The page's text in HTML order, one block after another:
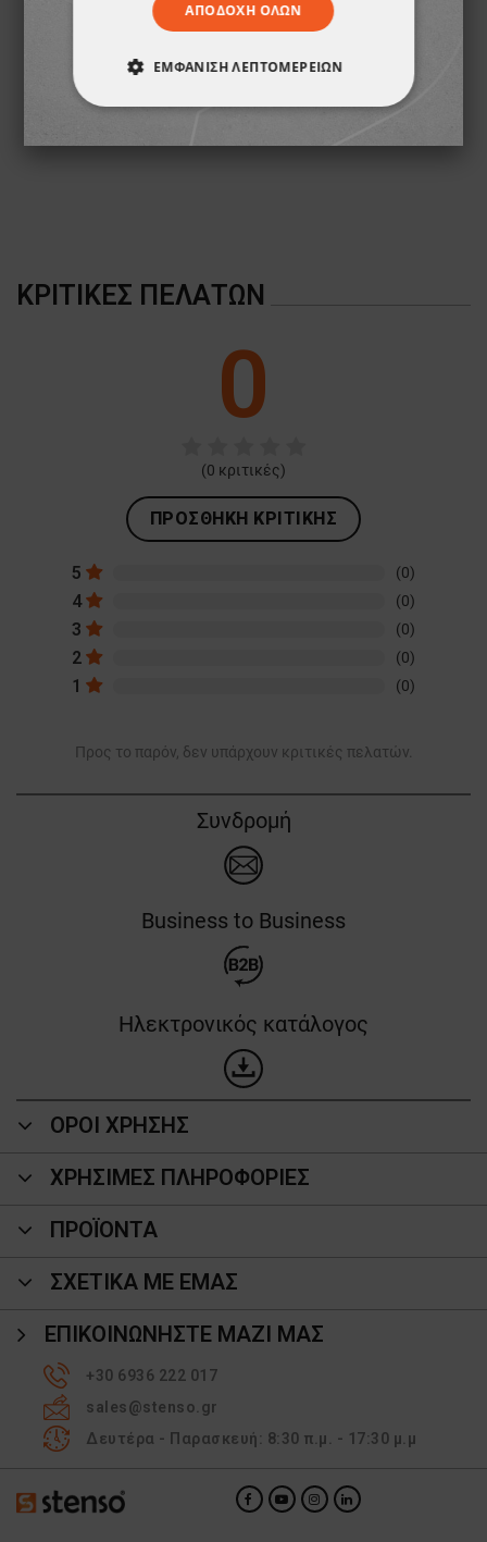
ΚΡΙΤΙΚΈΣ ΠΕΛΑΤΏΝ
0
(0 κριτικές)
ΠΡΟΣΘΉΚΗ ΚΡΙΤΙΚΉΣ
5 (0)
4 (0)
3 (0)
2 (0)
1 (0)
Προς το παρόν, δεν υπάρχουν κριτικές πελατών.
Συνδρομή
Business to Business
Ηλεκτρονικός κατάλογος
ΟΡΟΙ ΧΡΗΣΗΣ
ΧΡΗΣΙΜΕΣ ΠΛΗΡΟΦΟΡΙΕΣ
ΠΡΟΪΌΝΤΑ
ΣΧΕΤΙΚΑ ΜΕ ΕΜΑΣ
ΕΠΙΚΟΙΝΩΝΉΣΤΕ ΜΑΖΊ ΜΑΣ
+30 6936 222 017
sales@stenso.gr
Δευτέρα - Παρασκευή: 8:30 π.μ. - 17:30 μ.μ
ΑΠΟΔΟΧΉ ΌΛΩΝ
ΕΜΦΆΝΙΣΗ ΛΕΠΤΟΜΕΡΕΙΏΝ
ΑΠΟΛΎΤΩΣ ΑΠΑΡΑΊΤΗΤΑ